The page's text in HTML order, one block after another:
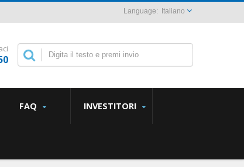
Italiano
FAQ INVESTITORI